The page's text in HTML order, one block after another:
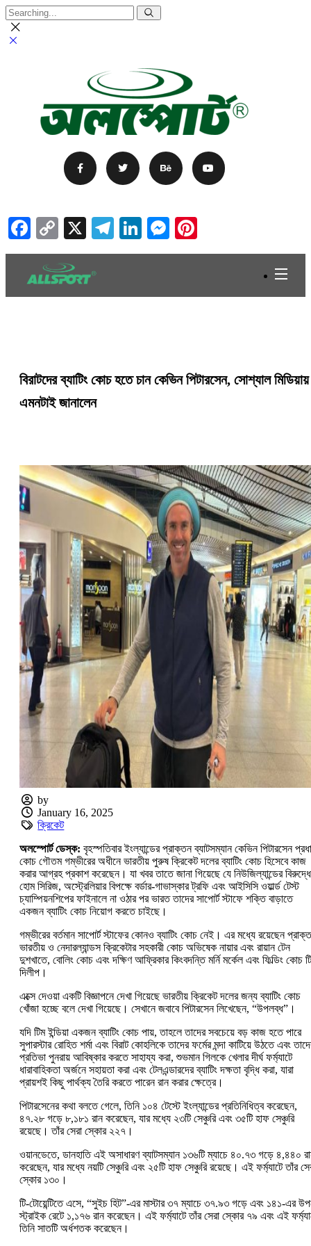
Facebook
Copy
Link
X Telegram
LinkedIn
Messenger
বিরাটদের ব্যাটিং কোচ হতে চান কেভিন পিটারসেন, সোশ্যাল মিডিয়ায়
এমনটাই জানালেন
by
January 16, 2025
ক্রিকেট
অলস্পোর্ট ডেস্ক: বৃহস্পতিবার ইংল্যান্ডের প্রাক্তন ব্যাটসম্যান কেভিন পিটারসেন
কোচ গৌতম গম্ভীরের অধীনে ভারতীয় পুরুষ ক্রিকেট দলের ব্যাটিং কোচ হিসেবে কাজ
করার আগ্রহ প্রকাশ করেছেন। যা খবর তাতে জানা গিয়েছে যে নিউজিল্যান্ডের বিরুদ্ধে
হোম সিরিজ, অস্ট্রেলিয়ার বিপক্ষে বর্ডার-গাভাস্কার ট্রফি এবং আইসিসি ওয়ার্ল্ড টেস্ট
চ্যাম্পিয়নশিপের ফাইনালে না ওঠার পর ভারত তাদের সাপোর্ট স্টাফে শক্তি বাড়াতে
একজন ব্যাটিং কোচ নিয়োগ করতে চাইছে।
গম্ভীরের বর্তমান সাপোর্ট স্টাফের কোনও ব্যাটিং কোচ নেই। এর মধ্যে রয়েছেন
ভারতীয় ও নেদারল্যান্ডস ক্রিকেটার সহকারী কোচ অভিষেক নায়ার এবং রায়ান টেন
দুশখাতে, বোলিং কোচ এবং দক্ষিণ আফ্রিকার কিংবদন্তি মর্নি মর্কেল এবং ফিল্ডিং কোচ টি
দিলীপ।
এক্সে দেওয়া একটি বিজ্ঞাপনে দেখা গিয়েছে ভারতীয় ক্রিকেট দলের জন্য ব্যাটিং কোচ
খোঁজা হচ্ছে বলে দেখা গিয়েছে। সেখানে জবাবে পিটারসেন লিখেছেন, “উপলব্ধ”।
যদি টিম ইন্ডিয়া একজন ব্যাটিং কোচ পায়, তাহলে তাদের সবচেয়ে বড় কাজ হতে পারে
সুপারস্টার রোহিত শর্মা এবং বিরাট কোহলিকে তাদের ফর্মের মন্দা কাটিয়ে উঠতে এবং
প্রতিভা পুনরায় আবিষ্কার করতে সাহায্য করা, শুভমান গিলকে খেলার দীর্ঘ ফর্ম্যাটে
ধারাবাহিকতা অর্জনে সহায়তা করা এবং টেলএন্ডারদের ব্যাটিং দক্ষতা বৃদ্ধি করা, যারা
প্রায়শই কিছু পার্থক্য তৈরি করতে পারেন রান করার ক্ষেত্রে।
পিটারসেনের কথা বলতে গেলে, তিনি ১০৪ টেস্টে ইংল্যান্ডের প্রতিনিধিত্ব করেছেন,
৪৭.২৮ গড়ে ৮,১৮১ রান করেছেন, যার মধ্যে ২৩টি সেঞ্চুরি এবং ৩৫টি হাফ সেঞ্চুরি
রয়েছে। তাঁর সেরা স্কোর ২২৭।
ওয়ানডেতে, ডানহাতি এই অসাধারণ ব্যাটসম্যান ১৩৬টি ম্যাচে ৪০.৭৩ গড়ে ৪,৪৪০
করেছেন, যার মধ্যে নয়টি সেঞ্চুরি এবং ২৫টি হাফ সেঞ্চুরি রয়েছে। এই ফর্ম্যাটে তাঁর
স্কোর ১৩০।
টি-টোয়েন্টিতে এসে, “সুইচ হিট”-এর মাস্টার ৩৭ ম্যাচে ৩৭.৯৩ গড়ে এবং ১৪১-এর
স্ট্রাইক রেটে ১,১৭৬ রান করেছেন। এই ফর্ম্যাটে তাঁর সেরা স্কোর ৭৯ এবং এই
তিনি সাতটি অর্ধশতক করেছেন।